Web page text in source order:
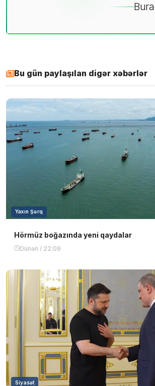
Bu gün paylaşılan digər xəbərlər
Yaxın Şərq
Hörmüz boğazında yeni qaydalar
Dünən / 22:09
Siyasət